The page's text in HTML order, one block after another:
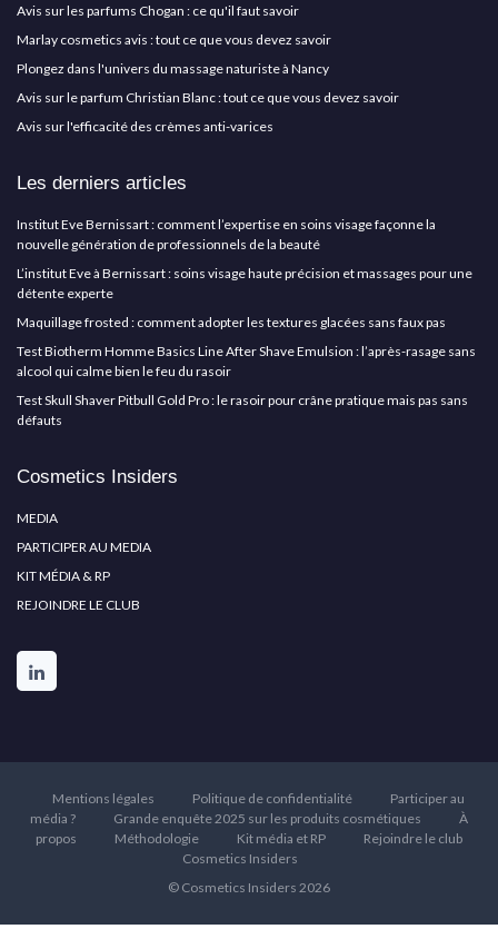
Avis sur les parfums Chogan : ce qu'il faut savoir
Marlay cosmetics avis : tout ce que vous devez savoir
Plongez dans l'univers du massage naturiste à Nancy
Avis sur le parfum Christian Blanc : tout ce que vous devez savoir
Avis sur l'efficacité des crèmes anti-varices
Les derniers articles
Institut Eve Bernissart : comment l’expertise en soins visage façonne la
nouvelle génération de professionnels de la beauté
L’institut Eve à Bernissart : soins visage haute précision et massages pour une
détente experte
Maquillage frosted : comment adopter les textures glacées sans faux pas
Test Biotherm Homme Basics Line After Shave Emulsion : l’après-rasage sans
alcool qui calme bien le feu du rasoir
Test Skull Shaver Pitbull Gold Pro : le rasoir pour crâne pratique mais pas sans
défauts
Cosmetics Insiders
MEDIA
PARTICIPER AU MEDIA
KIT MÉDIA & RP
REJOINDRE LE CLUB
Mentions légales Politique de confidentialité
Participer au
média ?
Grande enquête 2025 sur les produits cosmétiques
À
propos
Méthodologie Kit média et RP
Rejoindre le club
Cosmetics Insiders
© Cosmetics Insiders 2026